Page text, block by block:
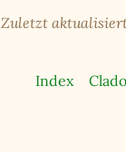
Zuletzt
Index